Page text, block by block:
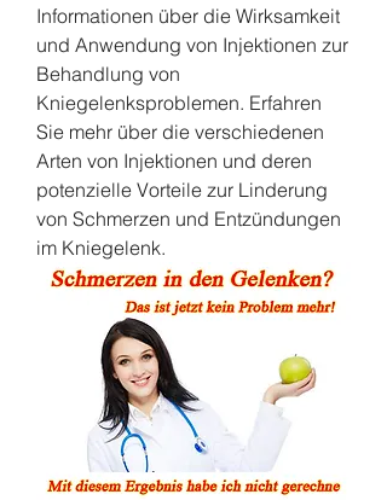
Informationen über die Wirksamkeit
und Anwendung von Injektionen zur
Behandlung von
Kniegelenksproblemen. Erfahren
Sie mehr über die verschiedenen
Arten von Injektionen und deren
potenzielle Vorteile zur Linderung
von Schmerzen und Entzündungen
im Kniegelenk.